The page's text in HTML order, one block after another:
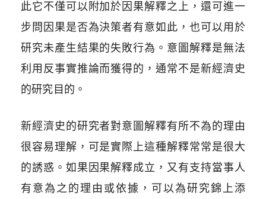
此它不僅可以附加於因果解釋之上，還可進一
步問因果是否為決策者有意如此，也可以用於
研究未產生結果的失敗行為。意圖解釋是無法
利用反事實推論而獲得的，通常不是新經濟史
的研究目的。
新經濟史的研究者對意圖解釋有所不為的理由
很容易理解，可是實際上這種解釋常常是很大
的誘惑。如果因果解釋成立，又有支持當事人
有意為之的理由或依據，可以為研究錦上添